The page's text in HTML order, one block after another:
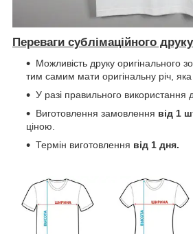
Переваги сублімаційного
Можливість друку оригінального
тим самим мати оригінальну річ, яка
У разі правильного використання
Виготовлення замовлення від 1
ціною.
Термін виготовлення від 1 дня.